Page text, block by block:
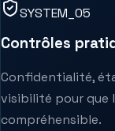
SYSTEM_05
Contrôles
Confidentialité,
visibilité pour que
compréhensible.